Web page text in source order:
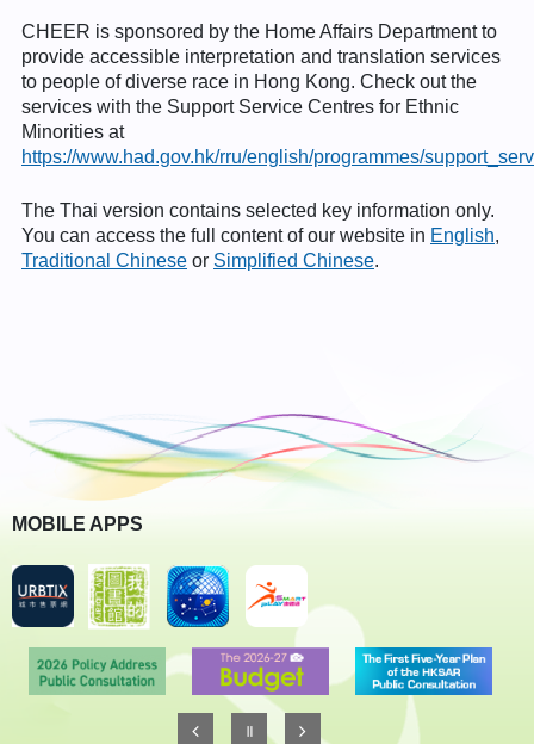
CHEER is sponsored by the Home Affairs Department to
provide accessible interpretation and translation services
to people of diverse race in Hong Kong. Check out the
services with the Support Service Centres for Ethnic
Minorities at
https://www.had.gov.hk/rru/english/programmes/
The Thai version contains selected key information only.
You can access the full content of our website in English,
Traditional Chinese or Simplified Chinese.
MOBILE APPS